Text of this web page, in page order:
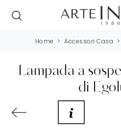
Home > Accessori Casa >
Lampada a
di